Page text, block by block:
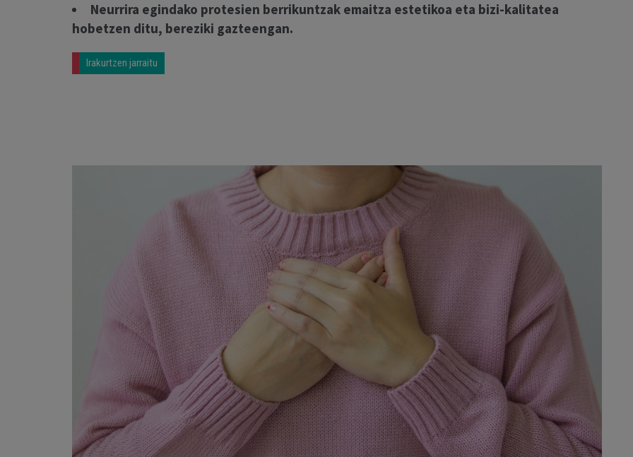
Neurrira egindako protesien berrikuntzak emaitza estetikoa eta bizi-kalitatea
hobetzen ditu, bereziki gazteengan.
Irakurtzen jarraitu